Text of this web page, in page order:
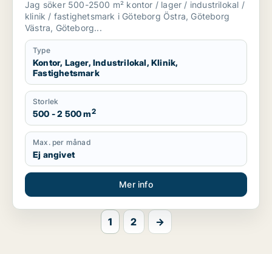
Jag söker 500-2500 m² kontor / lager / industrilokal /
klinik / fastighetsmark i Göteborg Östra, Göteborg
Västra, Göteborg...
Type
Kontor, Lager, Industrilokal, Klinik,
Fastighetsmark
Storlek
500 - 2 500 m2
Max. per månad
Ej angivet
Mer info
1 2 →